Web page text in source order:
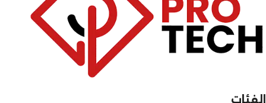
الفئات